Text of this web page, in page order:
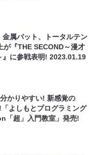
金属バット、トータルテン
が『THE SECOND～漫才
』に参戦表明!2023.01.19
かりやすい! 新感覚の
よしもとプログラミング
「超」入門教室」発売!